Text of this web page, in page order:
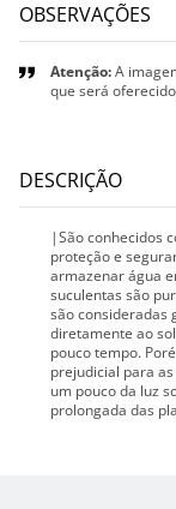
OBSERVAÇÕES
Atenção:A
que será
DESCRIÇÃO
|São conhecidos
proteção e
armazenar água
suculentas são
são consideradas
diretamente ao
pouco tempo.
prejudicial para
um pouco da luz
prolongada das